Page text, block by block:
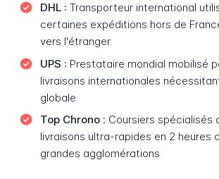
DHL : Transporteur international
certaines expéditions hors de
vers l'étranger
UPS : Prestataire mondial mobilisé
livraisons internationales
globale
Top Chrono : Coursiers spécialisés
livraisons ultra-rapides en 2 heures
grandes agglomérations